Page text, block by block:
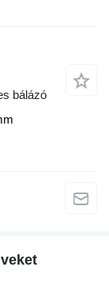
bálázó